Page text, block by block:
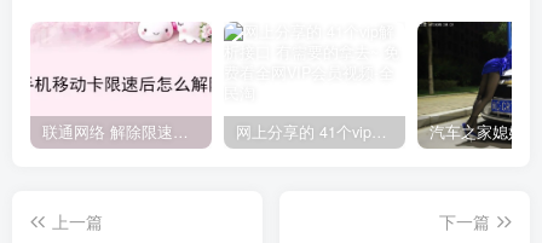
联通网络 解除限速方法参考！畅享、畅玩、老白干等及其它地区自测了 网上分享的 41个vip解析接口 有需要的拿去~ 免费看全网VIP会员视频
上一篇
下一篇